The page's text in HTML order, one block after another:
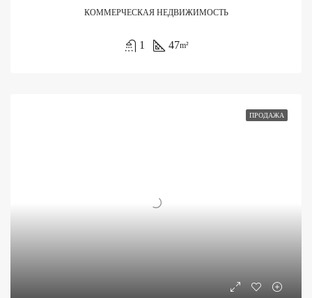
КОММЕРЧЕСКАЯ НЕДВИЖИМОСТЬ
1 47m²
ПРОДАЖА